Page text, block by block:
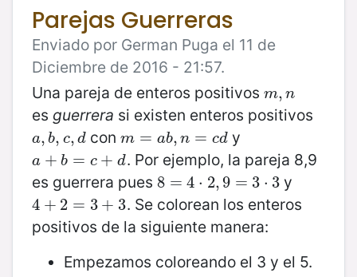
Parejas Guerreras
Enviado por German Puga el 11 de
Diciembre de 2016 - 21:57.
Una pareja de enteros positivos m, n
m,n
es guerrera si existen enteros positivos
a, b, c, d
a,b,c,d conm = ab, n = cd
m=a b,n=c d y
a + b = c + d
a +b = c+ d
. Por ejemplo, la pareja 8,9
es guerrera pues 8 = 4 ⋅ 2, 9 = 3 ⋅ 3
8 =4 ⋅2, 9=3 ⋅3
y
4 + 2 = 3 + 3
4 +2 = 3+ 3
. Se colorean los enteros
positivos de la siguiente manera:
Empezamos coloreando el 3 y el 5.